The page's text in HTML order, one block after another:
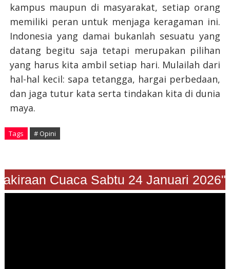
kampus maupun di masyarakat, setiap orang
memiliki peran untuk menjaga keragaman ini.
Indonesia yang damai bukanlah sesuatu yang
datang begitu saja tetapi merupakan pilihan
yang harus kita ambil setiap hari. Mulailah dari
hal-hal kecil: sapa tetangga, hargai perbedaan,
dan jaga tutur kata serta tindakan kita di dunia
maya.
Tags # Opini
Cuaca Sabtu 24 Januari